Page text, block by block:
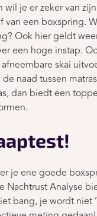
je er zeker van
van een boxspring.
Ook hier geldt
een hoge instap.
skai
naad tussen
dan biedt een
je ene goede
Nachtrust Analyse
bang, je wordt niet